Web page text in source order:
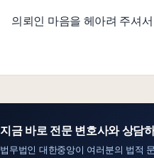
의뢰인 마음을 헤아려 주셔
지금 바로 전문 변호사와 상담
법무법인 대한중앙이 여러분의 법적